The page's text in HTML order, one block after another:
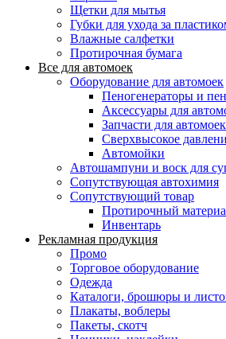
Щетки для мытья
Губки для ухода за
Влажные салфетки
Протирочная бумага
Все для автомоек
Оборудование для автомоек
Пеногенераторы и
Аксессуары для
Запчасти для автомоек
Сверхвысокое
Автомойки
Автошампуни и воск для
Сопутствующая автохимия
Сопутствующий товар
Протирочный
Инвентарь
Рекламная продукция
Промо
Торговое оборудование
Одежда
Каталоги, брошюры и
Плакаты, воблеры
Пакеты, скотч